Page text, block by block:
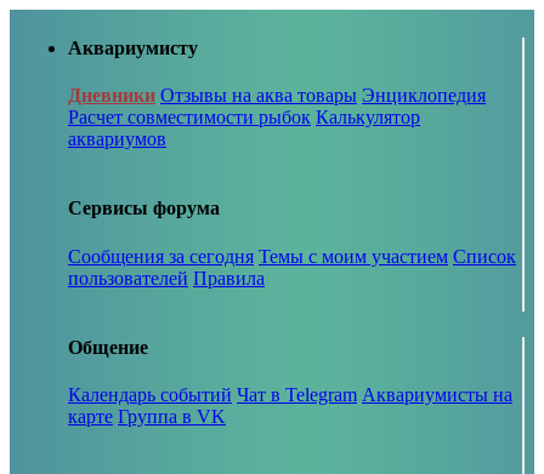
Аквариумисту
Дневники Отзывы на аква товары Энциклопедия
Расчет совместимости рыбок Калькулятор
аквариумов
Сервисы форума
Сообщения за сегодня Темы с моим участием Список
пользователей Правила
Общение
Календарь событий Чат в Telegram Аквариумисты на
карте Группа в VK